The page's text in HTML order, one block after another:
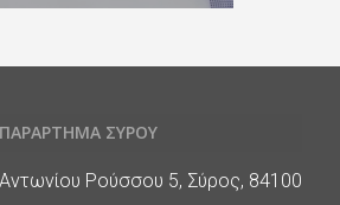
ΠΑΡΑΡΤΗΜΑ ΣΥΡΟΥ
Διεύθυνση
Αντωνίου Ρούσσου 5, Σύρος, 84100